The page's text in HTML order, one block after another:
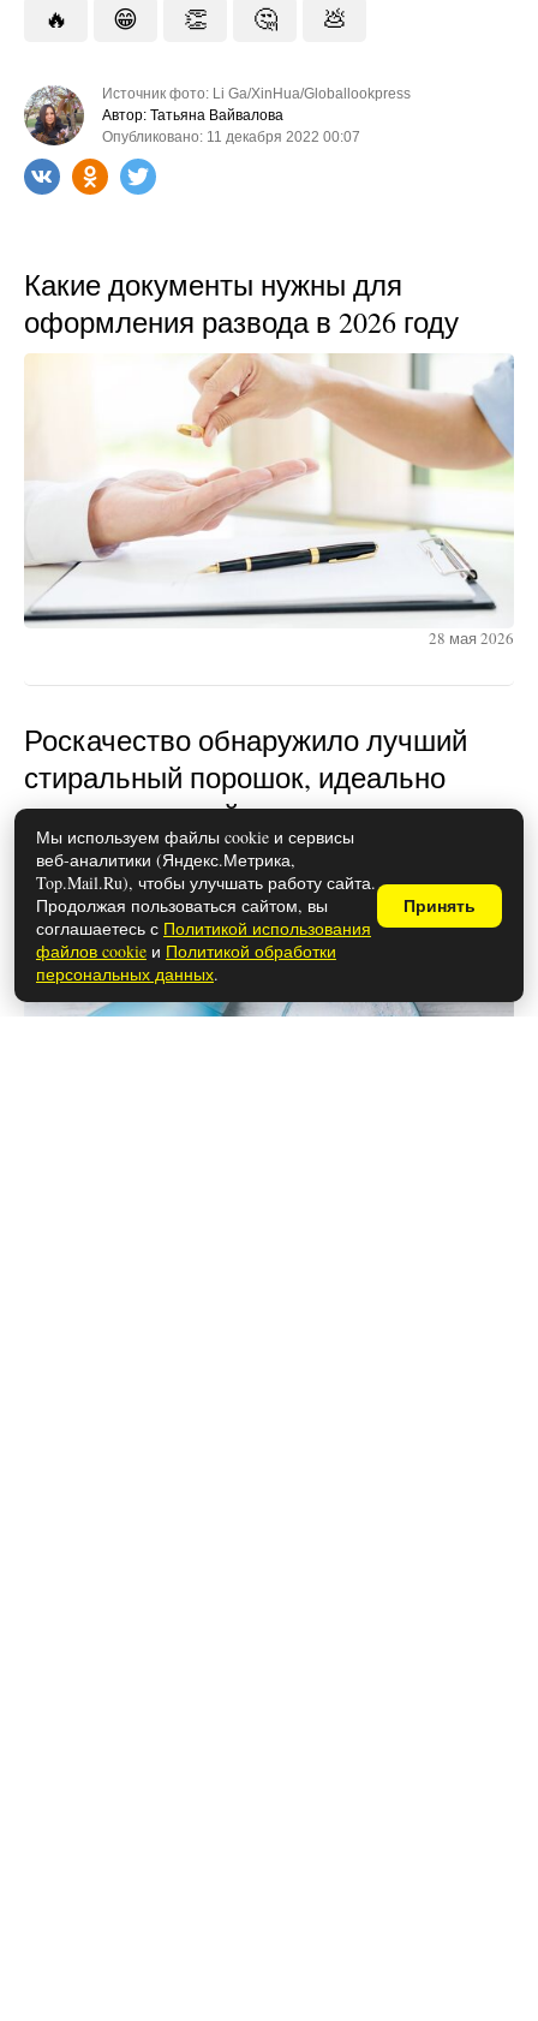
🔥 😁 👏 🤔 💩
Источник фото: Li Ga/XinHua/Globallookpress
Автор: Татьяна Вайвалова
Опубликовано: 11 декабря 2022 00:07
Какие документы нужны для
оформления развода в 2026 году
28 мая 2026
Роскачество обнаружило лучший
стиральный порошок, идеально
отстирывающий пятна: список
опубликован
Мы используем файлы cookie и сервисы
веб-аналитики (Яндекс.Метрика,
Top.Mail.Ru), чтобы улучшать работу сайта.
Продолжая пользоваться сайтом, вы
соглашаетесь с Политикой использования
файлов cookie и Политикой обработки
персональных данных.
Принять